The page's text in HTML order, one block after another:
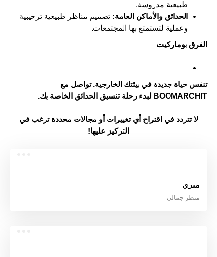
طبيعية مدروسة.
الحدائق والأماكن العامة: تصميم مناظر طبيعية ترحيبية
وعملية لتستمتع بها المجتمعات.
الفرق بوماركيت
تنفس حياة جديدة في بيئتك الخارجية. تواصل مع
BOOMARCHIT لبدء رحلة تنسيق الحدائق الخاصة بك.
لا تتردد في اقتراح أي تغييرات أو مجالات محددة ترغب في
التركيز عليها!
ميري
منظر جمالي